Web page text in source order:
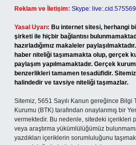
Reklam ve İletişim: Skype:
Yasal Uyarı: Bu internet sitesi, herhangi
şirketi ile hiçbir bağlantısı
hazırladığımız makaleler
haber niteliği taşımamakta olup, gerçek
paylaşım yapılmamaktadır. Gerçek
benzerlikleri tamamen tesadüfidir.
halindedir ve tavsiye niteliği taşımazlar.
Sitemiz, 5651 Sayılı Kanun gereğince Bilgi
Kurumu (BTK) tarafından onaylanmış bir
vermektedir. Bu nedenle, sitedeki içerikleri
veya araştırma yükümlülüğümüz
yazdıkları içeriklerin sorumluluğunu